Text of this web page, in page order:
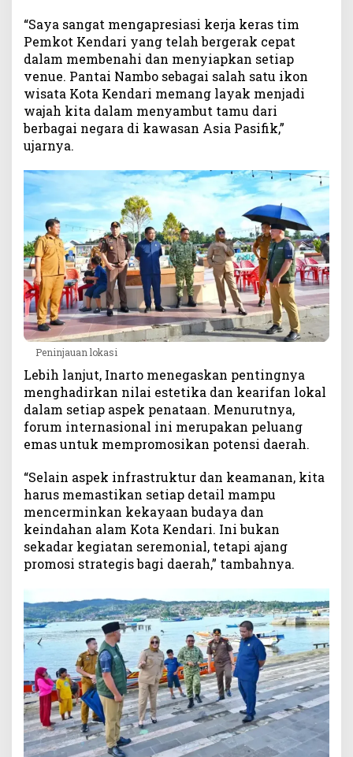
A
S
P
C
2
0
2
“Saya sangat mengapresiasi kerja keras tim
Pemkot Kendari yang telah bergerak cepat
dalam membenahi dan menyiapkan setiap
venue. Pantai Nambo sebagai salah satu ikon
wisata Kota Kendari memang layak menjadi
wajah kita dalam menyambut tamu dari
berbagai negara di kawasan Asia Pasifik,”
ujarnya.
Peninjauan lokasi
Lebih lanjut, Inarto menegaskan pentingnya
menghadirkan nilai estetika dan kearifan lokal
dalam setiap aspek penataan. Menurutnya,
forum internasional ini merupakan peluang
emas untuk mempromosikan potensi daerah.
“Selain aspek infrastruktur dan keamanan, kita
harus memastikan setiap detail mampu
mencerminkan kekayaan budaya dan
keindahan alam Kota Kendari. Ini bukan
sekadar kegiatan seremonial, tetapi ajang
promosi strategis bagi daerah,” tambahnya.